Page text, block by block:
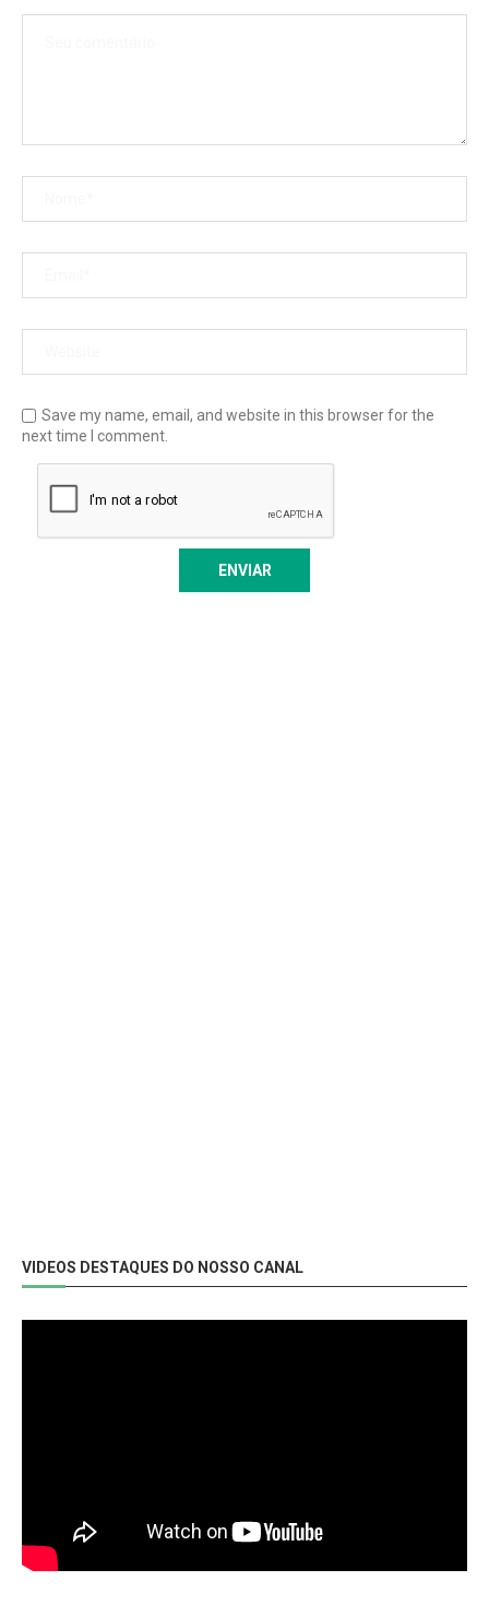
Save my name, email, and website in this browser for the
next time I comment.
VIDEOS DESTAQUES DO NOSSO CANAL